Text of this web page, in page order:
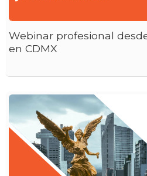
Webinar profesional
en CDMX